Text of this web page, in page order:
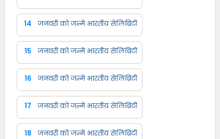
14 जनवरी को जन्मे भारतीय सेलिब्रिटी
15 जनवरी को जन्मे भारतीय सेलिब्रिटी
16 जनवरी को जन्मे भारतीय सेलिब्रिटी
17 जनवरी को जन्मे भारतीय सेलिब्रिटी
18 जनवरी को जन्मे भारतीय सेलिब्रिटी